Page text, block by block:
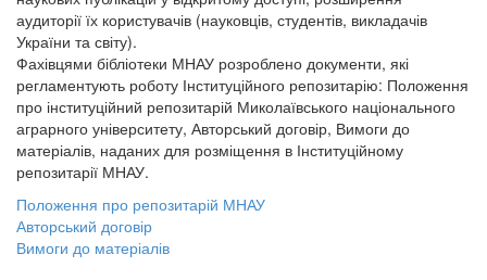
аудиторії їх користувачів (науковців, студентів, викладачів
України та світу).
Фахівцями бібліотеки МНАУ розроблено документи, які
регламентують роботу Інституційного репозитарію: Положення
про інституційний репозитарій Миколаївського національного
аграрного університету, Авторський договір, Вимоги до
матеріалів, наданих для розміщення в Інституційному
репозитарії МНАУ.
Положення про репозитарій МНАУ
Авторський договір
Вимоги до матеріалів